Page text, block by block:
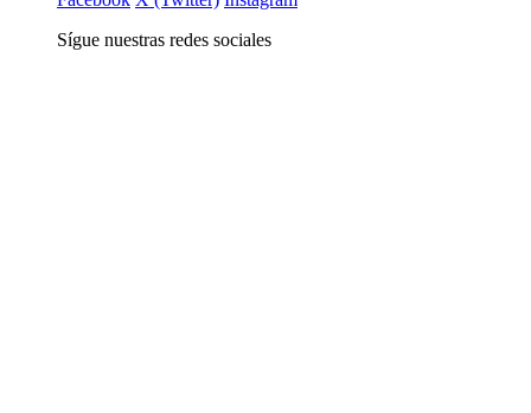
Sígue nuestras redes sociales